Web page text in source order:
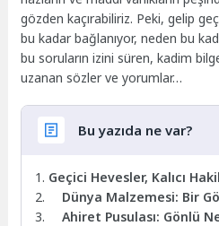
gözden kaçırabiliriz. Peki, gelip
bu kadar bağlanıyor, neden bu
bu soruların izini süren, kadim
uzanan sözler ve yorumlar…
Bu yazıda ne var?
Geçici Hevesler, Kalıcı
Dünya Malzemesi: Bir
Ahiret Pusulası: Gönlü